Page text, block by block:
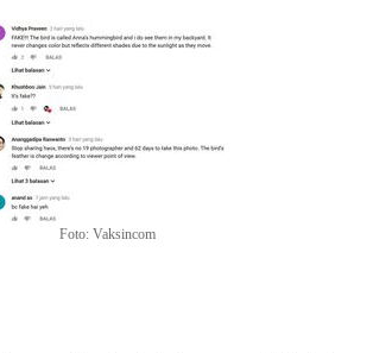
Foto: Vaksincom